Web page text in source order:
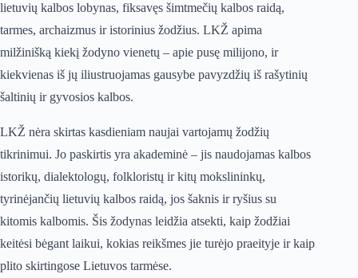
lietuvių kalbos lobynas, fiksavęs šimtmečių kalbos raidą,
tarmes, archaizmus ir istorinius žodžius. LKŽ apima
milžinišką kiekį žodyno vienetų – apie pusę milijono, ir
kiekvienas iš jų iliustruojamas gausybe pavyzdžių iš rašytinių
šaltinių ir gyvosios kalbos.
LKŽ nėra skirtas kasdieniam naujai vartojamų žodžių
tikrinimui. Jo paskirtis yra akademinė – jis naudojamas kalbos
istorikų, dialektologų, folkloristų ir kitų mokslininkų,
tyrinėjančių lietuvių kalbos raidą, jos šaknis ir ryšius su
kitomis kalbomis. Šis žodynas leidžia atsekti, kaip žodžiai
keitėsi bėgant laikui, kokias reikšmes jie turėjo praeityje ir kaip
plito skirtingose Lietuvos tarmėse.